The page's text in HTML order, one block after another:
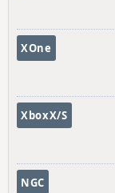
XOne
XboxX/S
NGC